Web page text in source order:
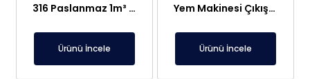
316 Paslanmaz 1m³ Elektroliz Hücresi | 7 Katot 8 Anot Altın Gümüş Rafinasyon Sistemi
Ürünü İncele
Yem Makinesi Çıkışı İçin Metal Ayırıcı Plaka Mıknatıs
Ürünü İncele